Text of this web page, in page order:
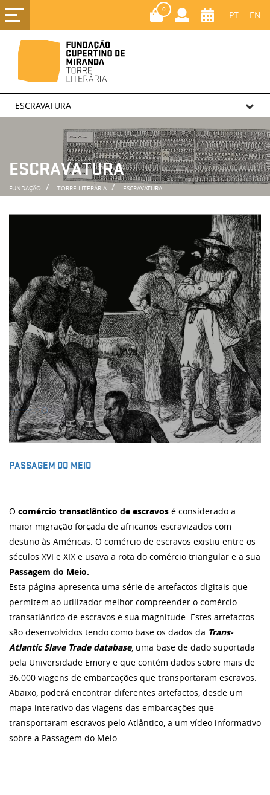
PT EN
0
ESCRAVATURA
ESCRAVATURA
FUNDAÇÃO TORRE LITERÁRIA ESCRAVATURA
PASSAGEM DO MEIO
O comércio transatlântico de escravos é considerado a
maior migração forçada de africanos escravizados com
destino às Américas. O comércio de escravos existiu entre os
séculos XVI e XIX e usava a rota do comércio triangular e a sua
Passagem do Meio.
Esta página apresenta uma série de artefactos digitais que
permitem ao utilizador melhor compreender o comércio
transatlântico de escravos e sua magnitude. Estes artefactos
são desenvolvidos tendo como base os dados da Trans-
Atlantic Slave Trade database, uma base de dado suportada
pela Universidade Emory e que contém dados sobre mais de
36.000 viagens de embarcações que transportaram escravos.
Abaixo, poderá encontrar diferentes artefactos, desde um
mapa interativo das viagens das embarcações que
transportaram escravos pelo Atlântico, a um vídeo informativo
sobre a Passagem do Meio.